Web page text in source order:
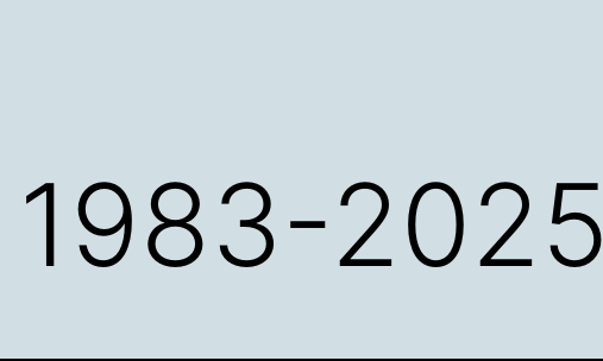
2025